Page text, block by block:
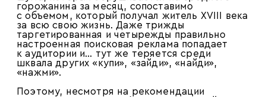
горожанина за месяц, сопоставимо
с объемом, который получал житель XVIII века
за всю свою жизнь. Даже трижды
таргетированная и четырежды правильно
настроенная поисковая реклама попадает
к аудитории и… тут же теряется среди
шквала других «купи», «зайди», «найди»,
«нажми».
Поэтому, несмотря на рекомендации